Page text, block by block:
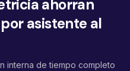
ahorran
asistente al
interna de tiempo completo